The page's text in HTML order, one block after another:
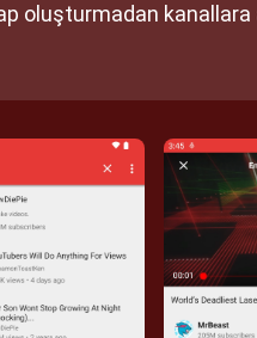
oluşturmadan kanallara